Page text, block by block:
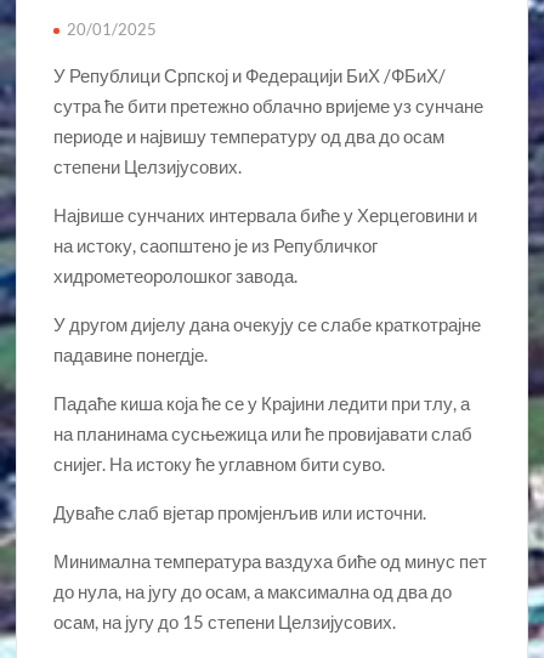
20/01/2025
У Републици Српској и Федерацији БиХ /ФБиХ/
сутра ће бити претежно облачно вријеме уз сунчане
периоде и највишу температуру од два до осам
степени Целзијусових.
Највише сунчаних интервала биће у Херцеговини и
на истоку, саопштено је из Републичког
хидрометеоролошког завода.
У другом дијелу дана очекују се слабе краткотрајне
падавине понегдје.
Падаће киша која ће се у Крајини ледити при тлу, а
на планинама сусњежица или ће провијавати слаб
снијег. На истоку ће углавном бити суво.
Дуваће слаб вјетар промјенљив или источни.
Минимална температура ваздуха биће од минус пет
до нула, на југу до осам, а максимална од два до
осам, на југу до 15 степени Целзијусових.